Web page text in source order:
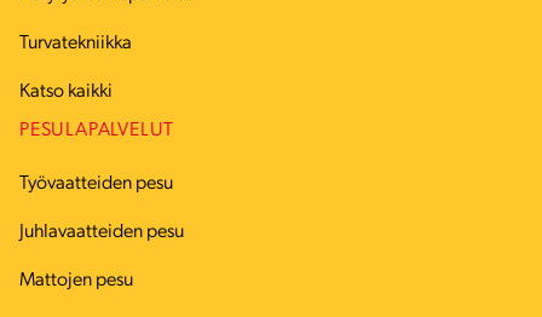
Turvatekniikka
Katso kaikki
PESULAPALVELUT
Työvaatteiden pesu
Juhlavaatteiden pesu
Mattojen pesu